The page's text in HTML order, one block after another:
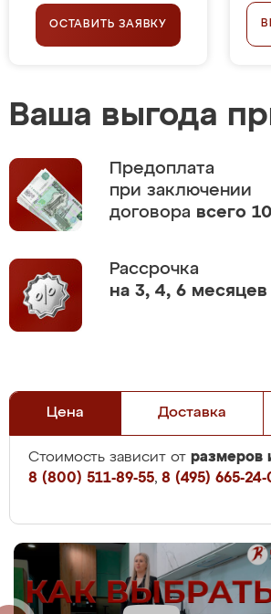
ОСТАВИТЬ ЗАЯВКУ
Ваша выгода
Предоплата
при заключении
договора всего
Рассрочка
на 3, 4, 6 месяцев
Цена Доставка
Стоимость зависит от размеров
8 (800) 511-89-55, 8 (495) 665-24-